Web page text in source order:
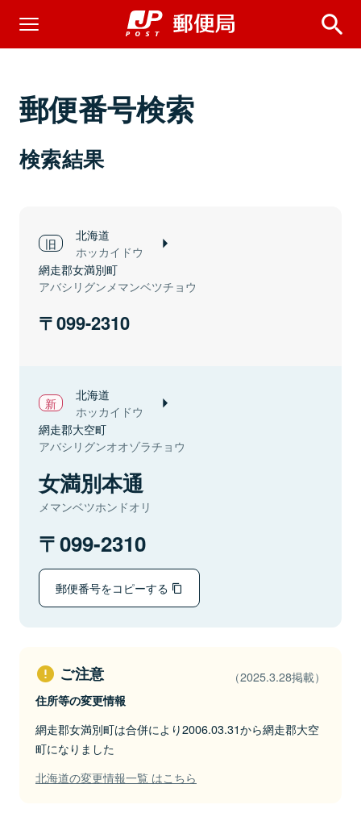
郵便番号検索
検索結果
北海道
ホッカイドウ
網走郡女満別町
アバシリグンメマンベツチョウ
099-2310
北海道
ホッカイドウ
網走郡大空町
アバシリグンオオゾラチョウ
女満別本通
メマンベツホンドオリ
099-2310
郵便番号をコピーする
ご注意 （2025.3.28掲載）
住所等の変更情報
網走郡女満別町は合併により2006.03.31から網走郡大空
町になりました
北海道の変更情報一覧 はこちら